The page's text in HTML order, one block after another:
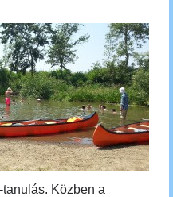
Közben a